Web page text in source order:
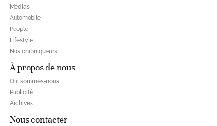
Médias
Automobile
People
Lifestyle
Nos chroniqueurs
À propos de nous
Qui sommes-nous
Publicité
Archives
Nous contacter